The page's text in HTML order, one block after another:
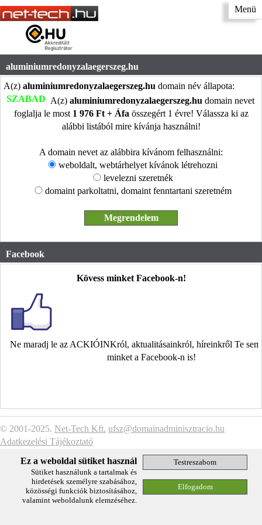
Menü
aluminiumredonyzalaegerszeg.hu
A(z) aluminiumredonyzalaegerszeg.hu domain név állapota:
SZABAD A(z) aluminiumredonyzalaegerszeg.hu domain nevet
foglalja le most 1 976 Ft + Áfa összegért 1 évre! Válassza ki az
alábbi listából mire kívánja használni!
A domain nevet az alábbira kívánom felhasználni:
weboldalt, webtárhelyet kívánok létrehozni
levelezni szeretnék
domaint parkoltatni, domaint fenntartani szeretném
Facebook
Kövess minket Facebook-n!
Ne maradj le az ACKIÓINKról, aktualitásainkról, híreinkről Te
minket a Facebook-n is!
© 2001-2025. Net-Tech Kft. ufsz@domainadminisztracio.hu
Adatkezelési Tájékoztató
Ez a weboldal sütiket használ
Sütiket használunk a tartalmak és
hirdetések személyre szabásához,
közösségi funkciók biztosításához,
valamint weboldalunk elemzéséhez.